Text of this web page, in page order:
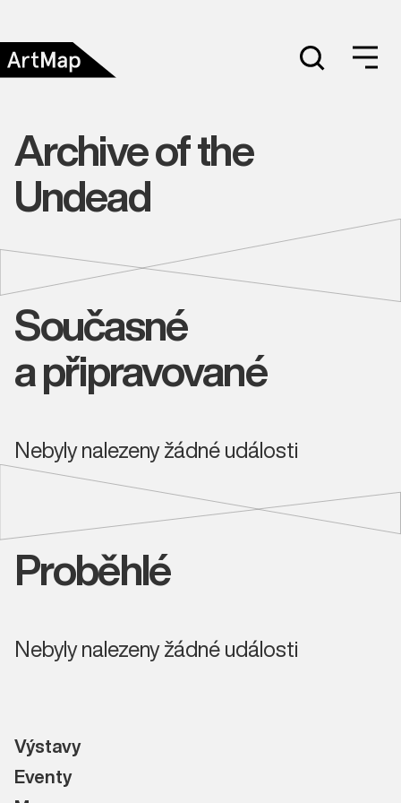
Archive of the
Undead
Současné
a připravované
Nebyly nalezeny žádné události
Proběhlé
Nebyly nalezeny žádné události
Výstavy
Eventy